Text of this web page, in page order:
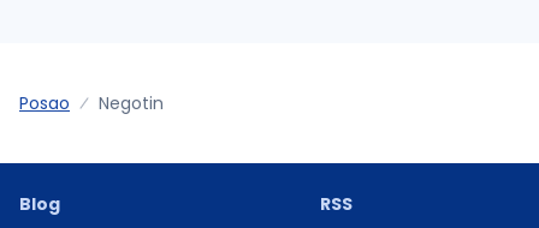
Posao Negotin
Blog
RSS